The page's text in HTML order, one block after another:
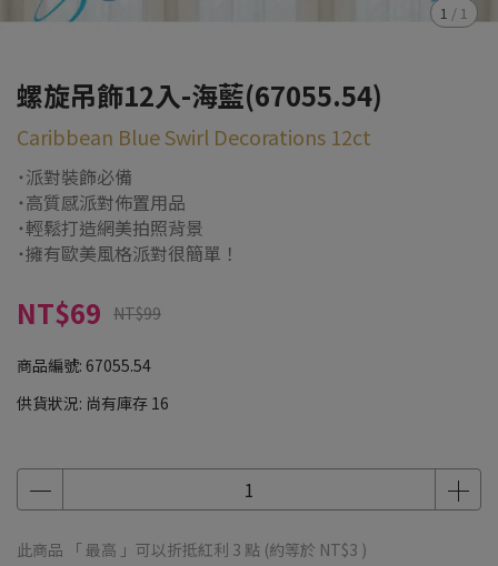
1 / 1
螺旋吊飾12入-海藍(67055.54)
Caribbean Blue Swirl Decorations 12ct
˙派對裝飾必備
˙高質感派對佈置用品
˙輕鬆打造網美拍照背景
˙擁有歐美風格派對很簡單！
NT$69 NT$99
商品編號: 67055.54
供貨狀況: 尚有庫存 16
此商品 「 最高 」可以折抵紅利 3 點 (約等於 NT$3 )